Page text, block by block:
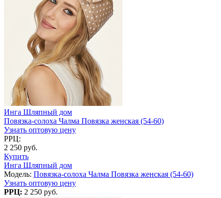
Инга Шляпный дом
Повязка-солоха Чалма Повязка женская (54-60)
Узнать оптовую цену
РРЦ:
2 250 руб.
Купить
Инга Шляпный дом
Модель: Повязка-солоха Чалма Повязка женская (54-60)
Узнать оптовую цену
РРЦ: 2 250 руб.